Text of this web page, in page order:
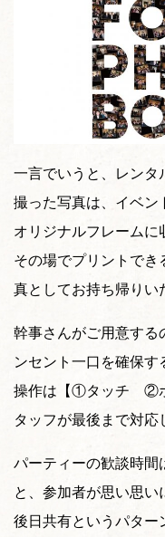
一言でいうと、レンタ
撮った写真は、イベ
オリジナルフレームに
その場でプリントで
真としてお持ち帰りい
幹事さんがご用意する
ンセント一口を確保す
操作は【①タッチ ②
タッフが最後まで対応
パーティーの歓談時間
と、参加者が思い思
後日共有というパター